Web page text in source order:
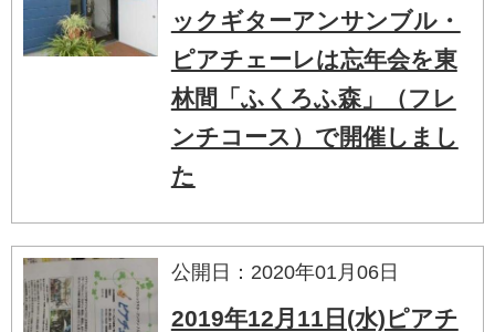
ックギターアンサンブル・
ピアチェーレは忘年会を東
林間「ふくろふ森」（フレ
ンチコース）で開催しまし
た
公開日：2020年01月06日
2019年12月11日(水)ピアチ